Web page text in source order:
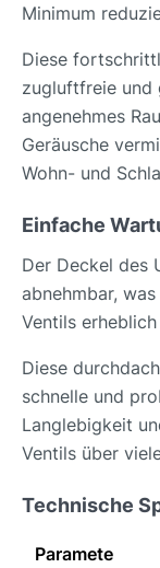
Minimum
Diese
zugluftfreie und
angenehmes
Geräusche
Wohn- und
Einfache
Der Deckel des
abnehmbar,
Ventils
Diese
schnelle und
Langlebigkeit
Ventils über
Technische
Paramete